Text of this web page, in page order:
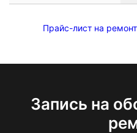
Прайс-лист на
Запись на